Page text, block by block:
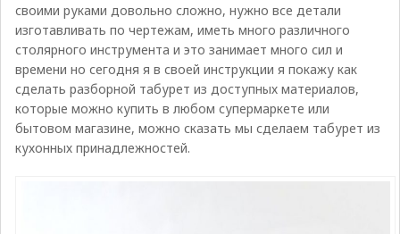
своими руками довольно сложно, нужно все детали
изготавливать по чертежам, иметь много различного
столярного инструмента и это занимает много сил и
времени но сегодня я в своей инструкции я покажу как
сделать разборной табурет из доступных материалов,
которые можно купить в любом супермаркете или
бытовом магазине, можно сказать мы сделаем табурет из
кухонных принадлежностей.